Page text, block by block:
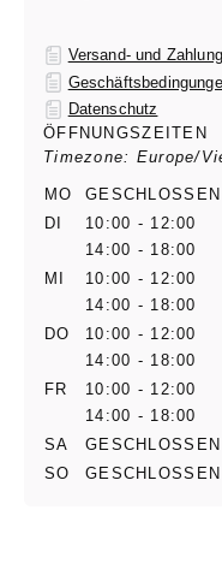
Versand- und
Datenschutz
ÖFFNUNGSZEITEN
Timezone: Europe/
MO
GESCHLOSSEN
DI
10:00 - 12:00
14:00 - 18:00
MI
10:00 - 12:00
14:00 - 18:00
DO
10:00 - 12:00
14:00 - 18:00
FR
10:00 - 12:00
14:00 - 18:00
SA
GESCHLOSSEN
SO
GESCHLOSSEN